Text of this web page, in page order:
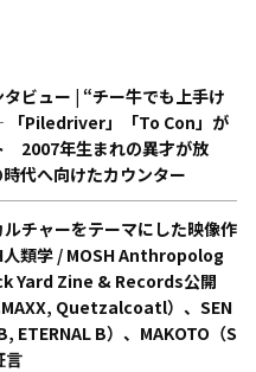
ビュー | “チー牛でも上手け
「Piledriver」「To Con」が
2007年生まれの異才が放
代へ向けたカウンター
チャーをテーマにした映像作
人類学 / MOSH Anthropolog
Yard Zine & Records公開
Quetzalcoatl）、SEN
ETERNAL B）、MAKOTO（S
言